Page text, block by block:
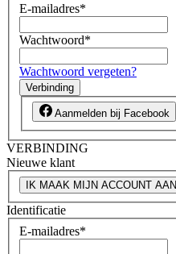
E-mailadres*
Wachtwoord*
Wachtwoord vergeten?
Verbinding
Aanmelden bij Facebook
VERBINDING
Nieuwe klant
IK MAAK MIJN ACCOUNT AAN
Identificatie
E-mailadres*